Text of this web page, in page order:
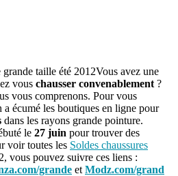
Vous avez une
vous chausser convenablement ?
vous comprenons. Pour vous
a écumé les boutiques en ligne pour
dans les rayons grande pointure.
le 27 juin pour trouver des
voir toutes les Soldes chaussures
vous pouvez suivre ces liens :
grande et Modz.com/grand